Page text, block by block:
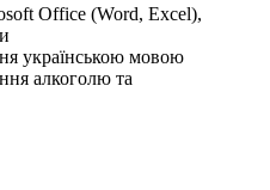
Office (Word, Excel),
українською мовою
алкоголю та